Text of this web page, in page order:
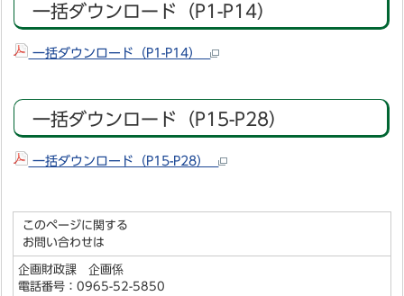
一括ダウンロード（P1-P14）
一括ダウンロード（P1-P14）
一括ダウンロード（P15-P28）
一括ダウンロード（P15-P28）
このページに関する
お問い合わせは
企画財政課 企画係
電話番号：0965-52-5850